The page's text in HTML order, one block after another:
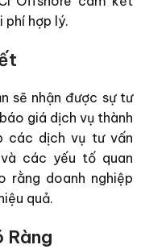
phí hợp lý.
sẽ nhận được sự tư
báo giá dịch vụ thành
các dịch vụ tư vấn
các yếu tố quan
rằng doanh nghiệp
quả.
Ràng